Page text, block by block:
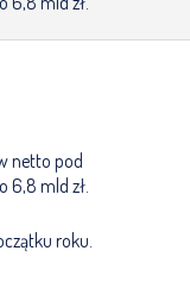
netto pod
6,8 mld zł.
roku.